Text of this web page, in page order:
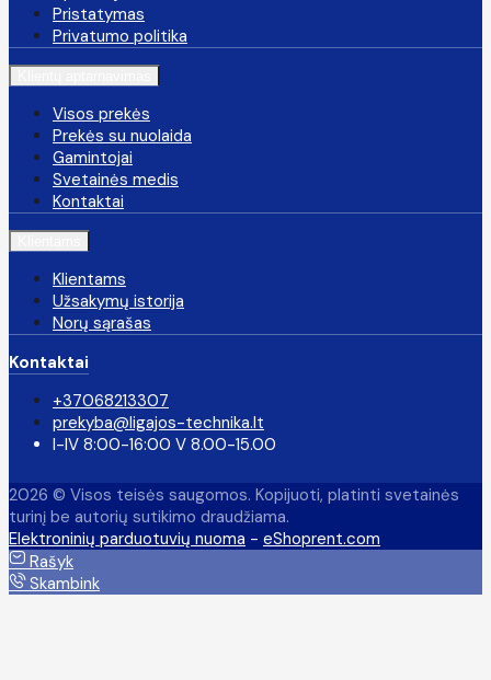
Pristatymas
Privatumo politika
Visos prekės
Prekės su nuolaida
Gamintojai
Svetainės medis
Kontaktai
Klientams
Užsakymų istorija
Norų sąrašas
Kontaktai
+37068213307
prekyba@ligajos-technika.lt
I-IV 8:00-16:00 V 8.00-15.00
2026 © Visos teisės saugomos. Kopijuoti, platinti svetainės
turinį be autorių sutikimo draudžiama.
Elektroninių parduotuvių nuoma - eShoprent.com
Rašyk
Skambink